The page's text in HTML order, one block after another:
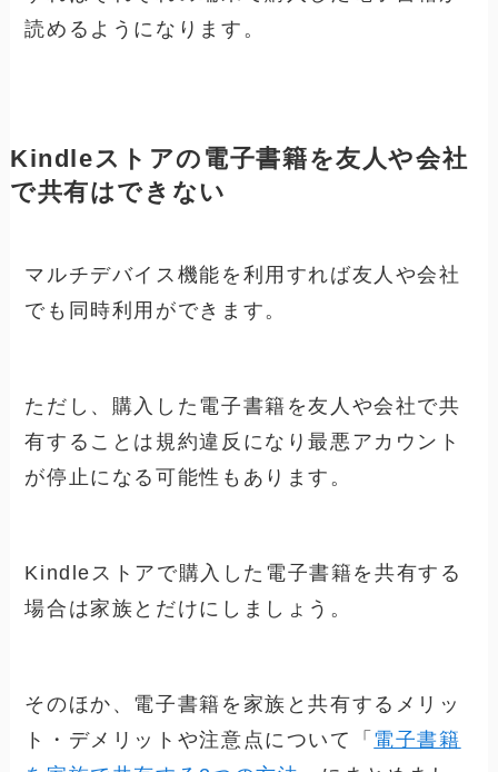
読めるようになります。
Kindleストアの電子書籍を友人や会社
で共有はできない
マルチデバイス機能を利用すれば友人や会社
でも同時利用ができます。
ただし、購入した電子書籍を友人や会社で共
有することは規約違反になり最悪アカウント
が停止になる可能性もあります。
Kindleストアで購入した電子書籍を共有する
場合は家族とだけにしましょう。
そのほか、電子書籍を家族と共有するメリッ
ト・デメリットや注意点について「 電子書籍